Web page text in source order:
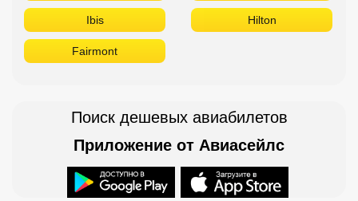
Горящие туры в Телеграм